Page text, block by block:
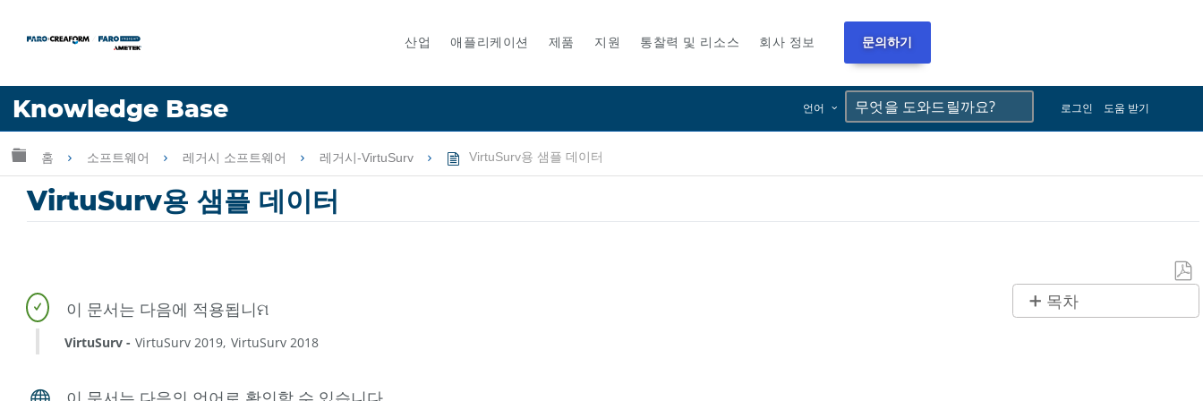
산업 애플리케이션 제품 지원 통찰력 및 리소스 회사 정보 문의하기
Knowledge Base 언어 로그인 도움 받기
언어
글로벌 계층 확장/축소
홈 소프트웨어 레거시 소프트웨어 레거시-VirtuSurv VirtuSurv용 샘플 데이터
VirtuSurv용 샘플 데이터
로
목차
VirtuSurv VirtuSurv 2019 VirtuSurv 2018